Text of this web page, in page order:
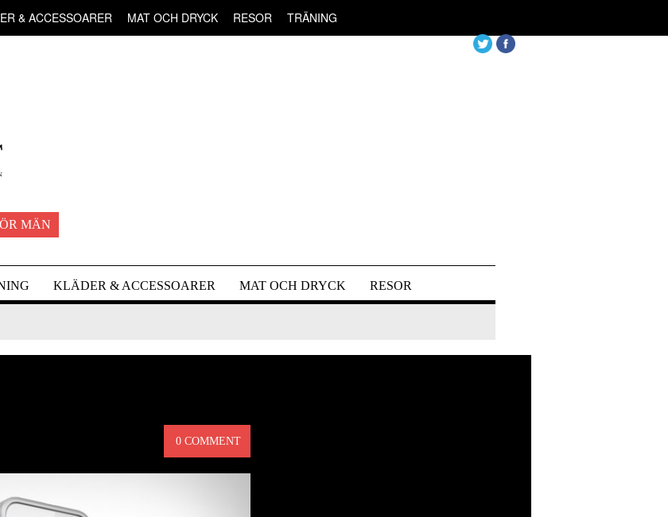
& ACCESSOARER MAT OCH DRYCK RESOR TRÄNING
MÄN
KLÄDER & ACCESSOARER MAT OCH DRYCK RESOR
0 COMMENT